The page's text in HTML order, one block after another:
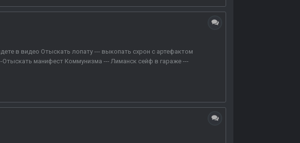
в видео Отыскать лопату --- выкопать схрон с артефактом
манифест Коммунизма --- Лиманск сейф в гараже ---